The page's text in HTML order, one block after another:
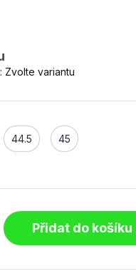
44.5 45
Zvolte variantu
Přidat do košíku